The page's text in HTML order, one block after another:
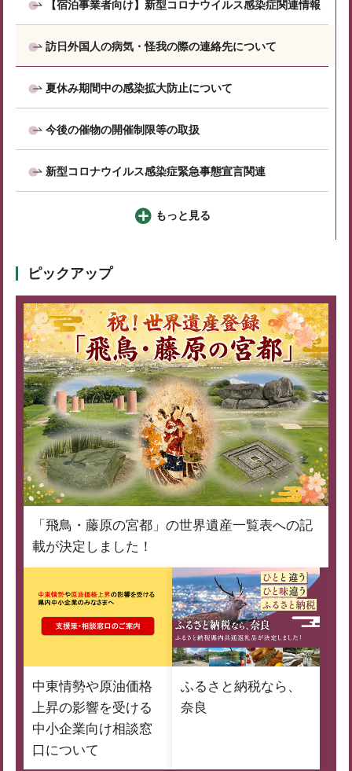
【宿泊事業者向け】新型コロナウイルス感染症関連情報
訪日外国人の病気・怪我の際の連絡先について
夏休み期間中の感染拡大防止について
今後の催物の開催制限等の取扱
新型コロナウイルス感染症緊急事態宣言関連
もっと見る
ピックアップ
「飛鳥・藤原の宮都」の世界遺産一覧表への記
載が決定しました！
中東情勢や原油価格
上昇の影響を受ける
中小企業向け相談窓
口について
ふるさと納税なら、
奈良